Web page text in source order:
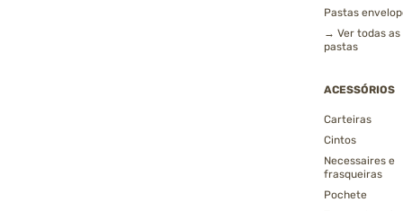
Pastas
→ Ver todas as
pastas
ACESSÓRIOS
Carteiras
Cintos
Necessaires e
frasqueiras
Pochete